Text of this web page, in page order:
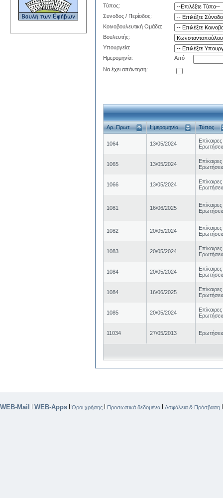
Τύπος:
Συνοδος / Περίοδος:
Κοινοβουλευτική Ομάδα:
Βουλευτής:
Υπουργεία:
Ημερομηνία:
Από
Να έχει απάντηση:
Αρ. Πρωτ Ημερομηνία Τύπος
1064 13/05/2024
Επίκαιρες
1065 13/05/2024
Επίκαιρες
1066 13/05/2024
Επίκαιρες
1081 16/06/2025
Επίκαιρες
1082 20/05/2024
Επίκαιρες
1083 20/05/2024
Επίκαιρες
1084 20/05/2024
Επίκαιρες
1084 16/06/2025
Επίκαιρες
1085 20/05/2024
Επίκαιρες
11034 27/05/2013
WEB-Mail WEB-Apps |Όροι χρήσης Προσωπικά δεδομένα Ασφάλεια & Πρόσβαση